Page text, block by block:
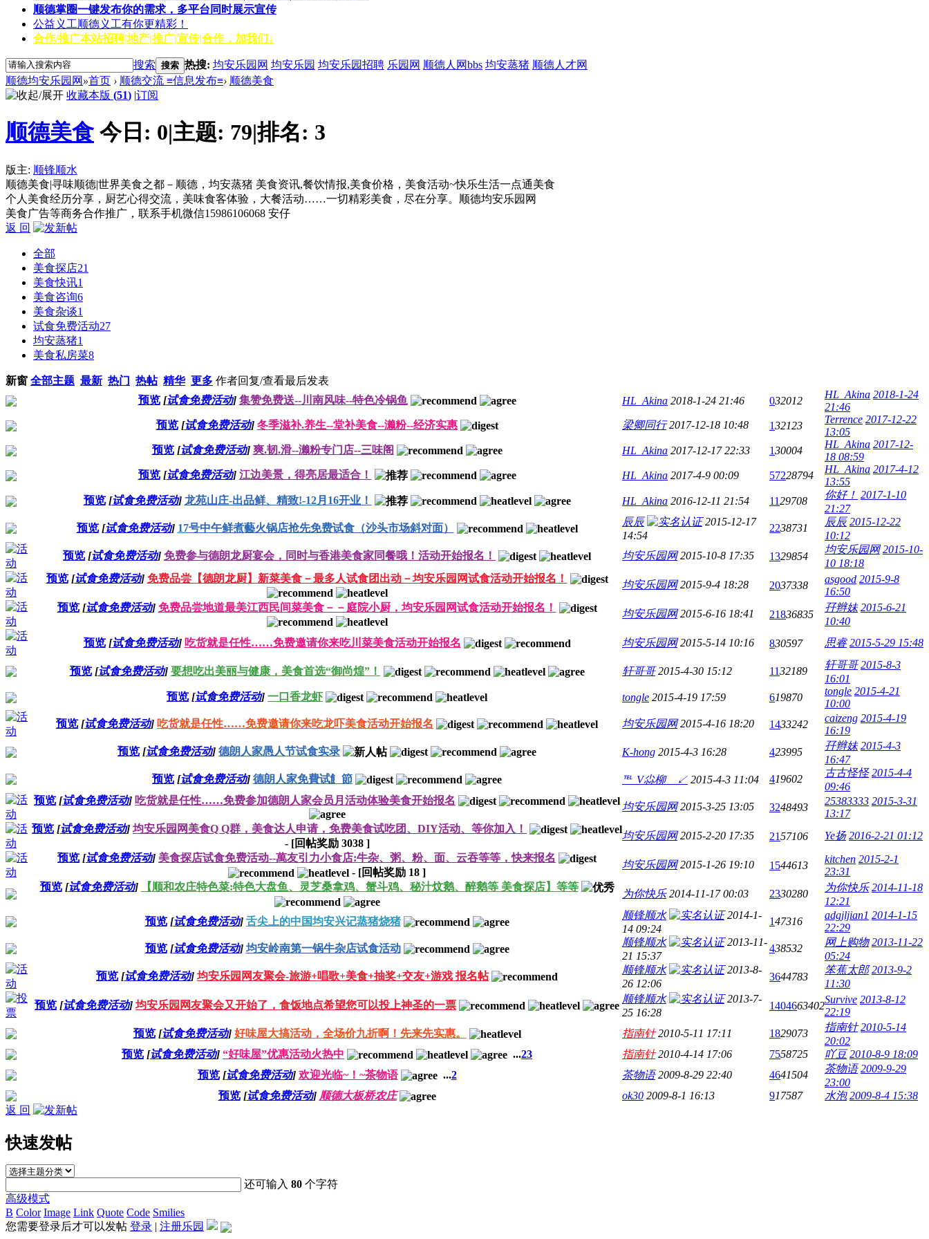
顺德掌圈一键发布你的需求，多平台同时展示宣传
公益义工顺德义工有你更精彩！
合作/推广本站招聘|地产|推广|宣传|合作，加我们↓
搜索 搜索 热搜: 均安乐园网 均安乐园 均安乐园招聘 乐园网 顺德人网bbs 均安蒸猪 顺德人才网
顺德均安乐园网 »首页 › 顺德交流 ≡信息发布≡› 顺德美食
收藏本版 (51) |订阅
顺德美食 今日: 0|主题: 79|排名: 3
版主: 顺锋顺水
顺德美食|寻味顺德|世界美食之都－顺德，均安蒸猪 美食资讯,餐饮情报,美食价格，美食活动~快乐生活一点通美食
个人美食经历分享，厨艺心得交流，美味食客体验，大餐活动……一切精彩美食，尽在分享。顺德均安乐园网
美食广告等商务合作推广，联系手机微信15986106068 安仔
返 回
全部
美食探店21
美食快讯1
美食咨询6
美食杂谈1
试食免费活动27
均安蒸猪1
美食私房菜8
新窗 全部主题 最新 热门 热帖 精华 更多 作者回复/查看最后发表
预览 [试食免费活动] 集赞免费送--川南风味--特色冷锅鱼 HL_Akina 2018-1-24 21:46 032012
HL_Akina 2018-1-24
21:46
预览 [试食免费活动] 冬季滋补.养生--堂补美食--濑粉--经济实惠 梁卿同行 2017-12-18 10:48 132123
Terrence 2017-12-22
13:05
预览 [试食免费活动] 爽.韧.滑--濑粉专门店--三味阁 HL_Akina 2017-12-17 22:33 130004
HL_Akina 2017-12-
18 08:59
预览 [试食免费活动] 江边美景，得亮居最适合！ HL_Akina 2017-4-9 00:09 57228794
HL_Akina 2017-4-12
13:55
预览 [试食免费活动] 龙苑山庄-出品鲜、精致!-12月16开业！ HL_Akina 2016-12-11 21:54 1129708
你好！ 2017-1-10
21:27
预览 [试食免费活动] 17号中午鲜煮藝火锅店抢先免费试食（沙头市场斜对面）
辰辰
2015-12-17
14:54
2238731
辰辰 2015-12-22
10:12
预览 [试食免费活动] 免费参与德朗龙厨宴会，同时与香港美食家同餐哦！活动开始报名！ 均安乐园网 2015-10-8 17:35 1329854
均安乐园网 2015-10-
10 18:18
预览 [试食免费活动] 免费品尝【德朗龙厨】新菜美食－最多人试食团出动－均安乐园网试食活动开始报名！
均安乐园网 2015-9-4 18:28 2037338
asgood 2015-9-8
16:50
预览 [试食免费活动] 免费品尝地道最美江西民间菜美食－－庭院小厨，均安乐园网试食活动开始报名！
均安乐园网 2015-6-16 18:41 21836835
孖辫妹 2015-6-21
10:40
预览 [试食免费活动] 吃货就是任性……免费邀请你来吃川菜美食活动开始报名 均安乐园网 2015-5-14 10:16 830597 思睿 2015-5-29 15:48
预览 [试食免费活动] 要想吃出美丽与健康，美食首选“御尚煌”！ 轩哥哥 2015-4-30 15:12 1132189
轩哥哥 2015-8-3
16:01
预览 [试食免费活动] 一口香龙虾 tongle 2015-4-19 17:59 619870
tongle 2015-4-21
10:00
预览 [试食免费活动] 吃货就是任性……免费邀请你来吃龙吓美食活动开始报名 均安乐园网 2015-4-16 18:20 1433242
caizeng 2015-4-19
16:19
预览 [试食免费活动] 德朗人家愚人节试食实录 K-hong 2015-4-3 16:28 423995
孖辫妹 2015-4-3
16:47
预览 [试食免费活动] 德朗人家免費试飠節 ℡_V尛柳ゞ↙ 2015-4-3 11:04 419602
古古怪怪 2015-4-4
09:46
预览 [试食免费活动] 吃货就是任性……免费参加德朗人家会员月活动体验美食开始报名
均安乐园网 2015-3-25 13:05 3248493
25383333 2015-3-31
13:17
预览 [试食免费活动] 均安乐园网美食Q Q群，美食达人申请，免费美食试吃团、DIY活动、等你加入！
- [回帖奖励 3038]
均安乐园网 2015-2-20 17:35 2157106 Ye扬 2016-2-21 01:12
预览 [试食免费活动] 美食探店试食免费活动--萬友引力小食店:牛杂、粥、粉、面、云吞等等，快来报名
- [回帖奖励 18 ]
均安乐园网 2015-1-26 19:10 1544613
kitchen 2015-2-1
23:31
预览 [试食免费活动] 【顺和农庄特色菜:特色大盘鱼、灵芝桑拿鸡、蟹斗鸡、秘汁炆鹅、醉鹅等 美食探店】等等
为你快乐 2014-11-17 00:03 2330280
为你快乐 2014-11-18
12:21
预览 [试食免费活动] 舌尖上的中国均安兴记蒸猪烧猪
顺锋顺水
2014-1-
14 09:24
147316
adgjljian1 2014-1-15
22:29
预览 [试食免费活动] 均安岭南第一锅牛杂店试食活动
顺锋顺水
2013-11-
21 15:37
438532
网上购物 2013-11-22
05:24
预览 [试食免费活动] 均安乐园网友聚会-旅游+唱歌+美食+抽奖+交友+游戏 报名帖
顺锋顺水
2013-8-
26 12:06
3644783
笨蕉太郎 2013-9-2
11:30
预览 [试食免费活动] 均安乐园网友聚会又开始了，食饭地点希望您可以投上神圣的一票
顺锋顺水
2013-7-
25 16:28
1404663402
Survive 2013-8-12
22:19
预览 [试食免费活动] 好味屋大搞活动，全场价九折啊！先来先实惠。 指南针 2010-5-11 17:11 1829073
指南针 2010-5-14
20:02
预览 [试食免费活动] “好味屋”优惠活动火热中 ...23 指南针 2010-4-14 17:06 7558725 吖豆 2010-8-9 18:09
预览 [试食免费活动] 欢迎光临~！~茶物语 ...2 茶物语 2009-8-29 22:40 4641504
茶物语 2009-9-29
23:00
预览 [试食免费活动] 顺德大板桥农庄 ok30 2009-8-1 16:13 917587 水泡 2009-8-4 15:38
返 回
快速发帖
还可输入80 个字符
高级模式
B Color Image Link Quote Code Smilies
您需要登录后才可以发帖 登录 | 注册乐园